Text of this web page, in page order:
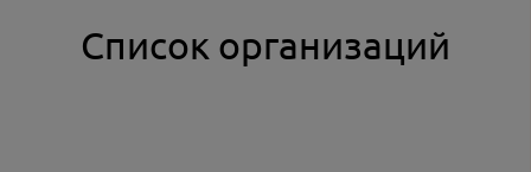
Список организаций